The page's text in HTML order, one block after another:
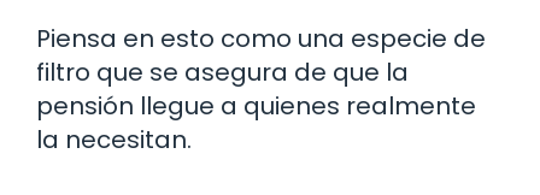
Piensa en esto como una especie de
filtro que se asegura de que la
pensión llegue a quienes realmente
la necesitan.